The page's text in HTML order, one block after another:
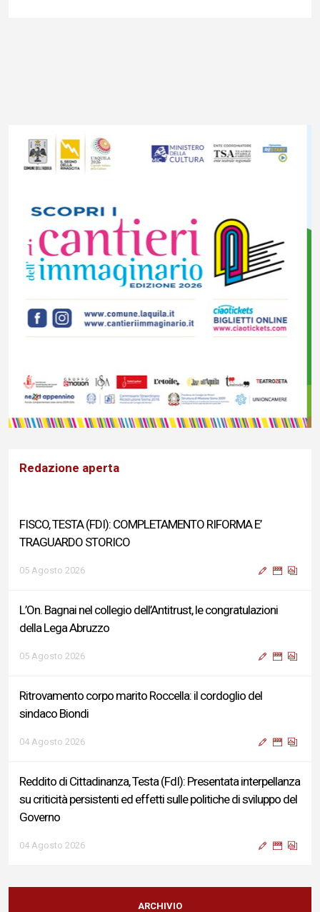
Redazione aperta
FISCO, TESTA (FDI): COMPLETAMENTO RIFORMA E’
TRAGUARDO STORICO
05 Agosto 2026
L’On. Bagnai nel collegio dell’Antitrust, le congratulazioni
della Lega Abruzzo
05 Agosto 2026
Ritrovamento corpo marito Roccella: il cordoglio del
sindaco Biondi
04 Agosto 2026
Reddito di Cittadinanza, Testa (FdI): Presentata interpellanza
su criticità persistenti ed effetti sulle politiche di sviluppo del
Governo
04 Agosto 2026
Sigismondi, Liris e Testa: “Profondo cordoglio e vicinanza al
Ministro Roccella e alla sua famiglia”
ARCHIVIO